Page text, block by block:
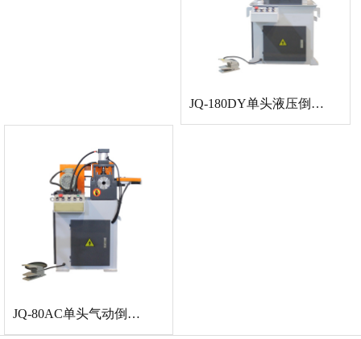
JQ-180DY单头液压倒角机
JQ-80AC单头气动倒角机